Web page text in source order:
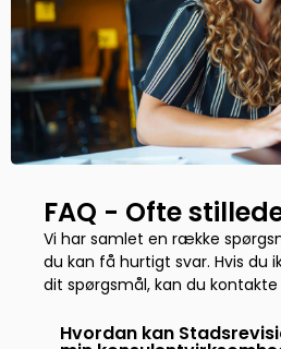
FAQ - Ofte
Vi har samlet en række
du kan få hurtigt svar. Hvis du
dit spørgsmål, kan du
Hvordan kan